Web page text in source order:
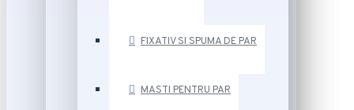
FIXATIV SI SPUMA DE PAR
MASTI PENTRU PAR